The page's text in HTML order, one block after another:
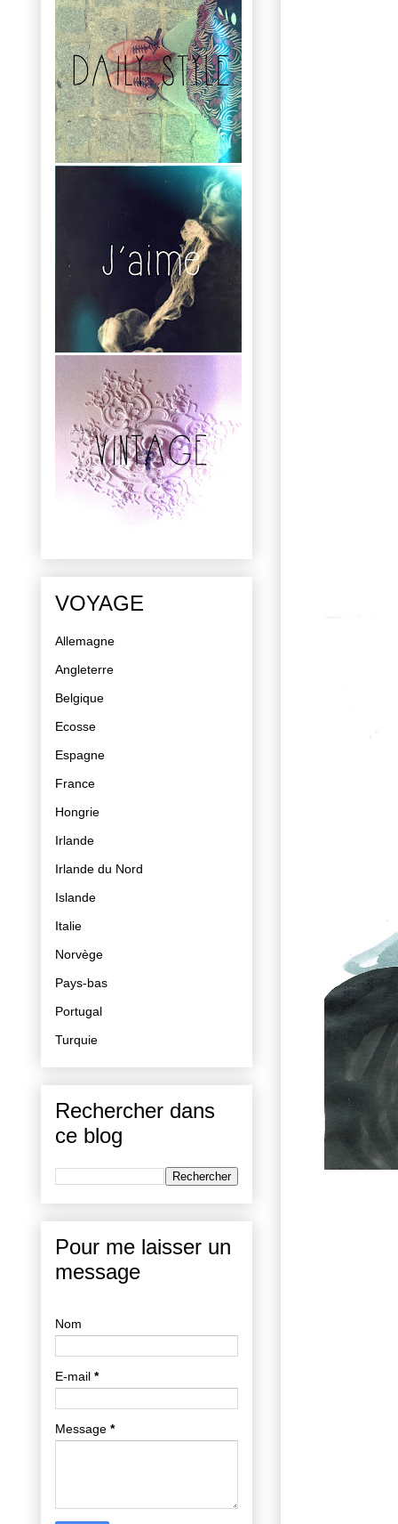
VOYAGE
Allemagne
Angleterre
Belgique
Ecosse
Espagne
France
Hongrie
Irlande
Irlande du Nord
Islande
Italie
Norvège
Pays-bas
Portugal
Turquie
Rechercher dans
ce blog
Pour me laisser un
message
Nom
E-mail *
Message *